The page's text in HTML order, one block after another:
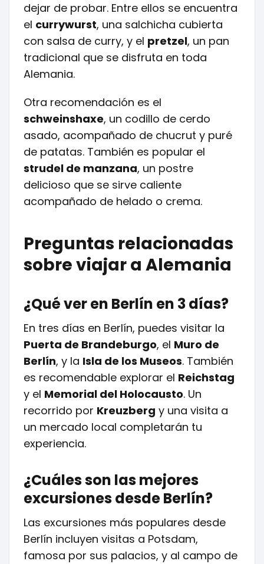
dejar de probar. Entre ellos se encuentra
el currywurst, una salchicha cubierta
con salsa de curry, y el pretzel, un pan
tradicional que se disfruta en toda
Alemania.
Otra recomendación es el
schweinshaxe, un codillo de cerdo
asado, acompañado de chucrut y puré
de patatas. También es popular el
strudel de manzana, un postre
delicioso que se sirve caliente
acompañado de helado o crema.
Preguntas relacionadas
sobre viajar a Alemania
¿Qué ver en Berlín en 3 días?
En tres días en Berlín, puedes visitar la
Puerta de Brandeburgo, el Muro de
Berlín, y la Isla de los Museos. También
es recomendable explorar el Reichstag
y el Memorial del Holocausto. Un
recorrido por Kreuzberg y una visita a
un mercado local completarán tu
experiencia.
¿Cuáles son las mejores
excursiones desde Berlín?
Las excursiones más populares desde
Berlín incluyen visitas a Potsdam,
famosa por sus palacios, y al campo de